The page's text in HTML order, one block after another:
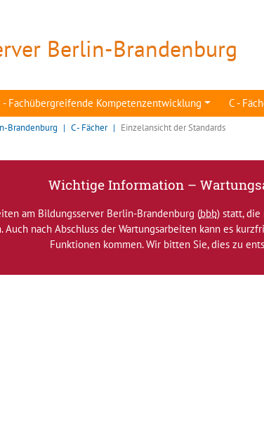
Berlin-Brandenburg
- Fachübergreifende Kompetenzentwicklung C -
Brandenburg C - Fächer Einzelansicht der Standards
Wichtige Information –
am Bildungsserver Berlin-Brandenburg (bbb) statt,
nach Abschluss der Wartungsarbeiten kann es
Funktionen kommen. Wir bitten Sie, dies zu